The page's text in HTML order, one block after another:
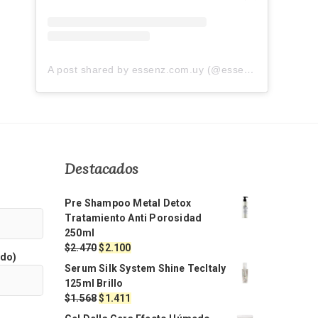
A post shared by essenz.com.uy (@essenz.com.uy)
Destacados
Pre Shampoo Metal Detox
Tratamiento Anti Porosidad
250ml
$2.470El
precio
original
era:
$2.470.
$2.100El
precio
es:
$2.100.
Serum Silk System Shine TecItaly
125ml Brillo
$1.568El
precio
$1.411
precio